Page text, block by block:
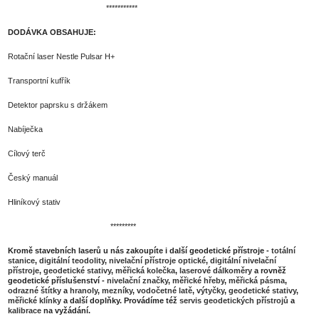
***********
DODÁVKA OBSAHUJE:
Rotační laser Nestle Pulsar H+
Transportní kufřík
Detektor paprsku s držákem
Nabíječka
Cílový terč
Český manuál
Hliníkový stativ
*********
Kromě stavebních laserů u nás zakoupíte i další geodetické přístroje - totální
stanice, digitální teodolity, nivelační přístroje optické, digitální nivelační
přístroje, geodetické stativy, měřická kolečka, laserové dálkoměrya rovněž
geodetické příslušenství - nivelační značky, měřické hřeby, měřická pásma,
odrazné štítkya hranoly, mezníky, vodočetné latě, výtyčky, geodetické stativy,
měřické klínkya další doplňky. Provádíme též servis geodetických přístrojů a
kalibracena vyžádání.